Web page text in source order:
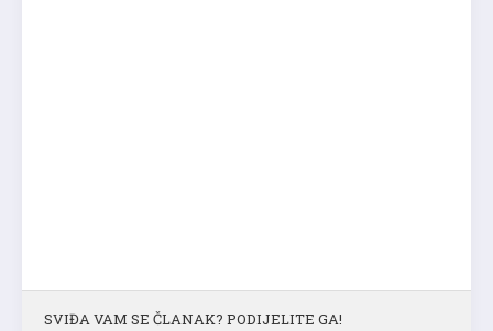
SVIĐA VAM SE ČLANAK? PODIJELITE GA!